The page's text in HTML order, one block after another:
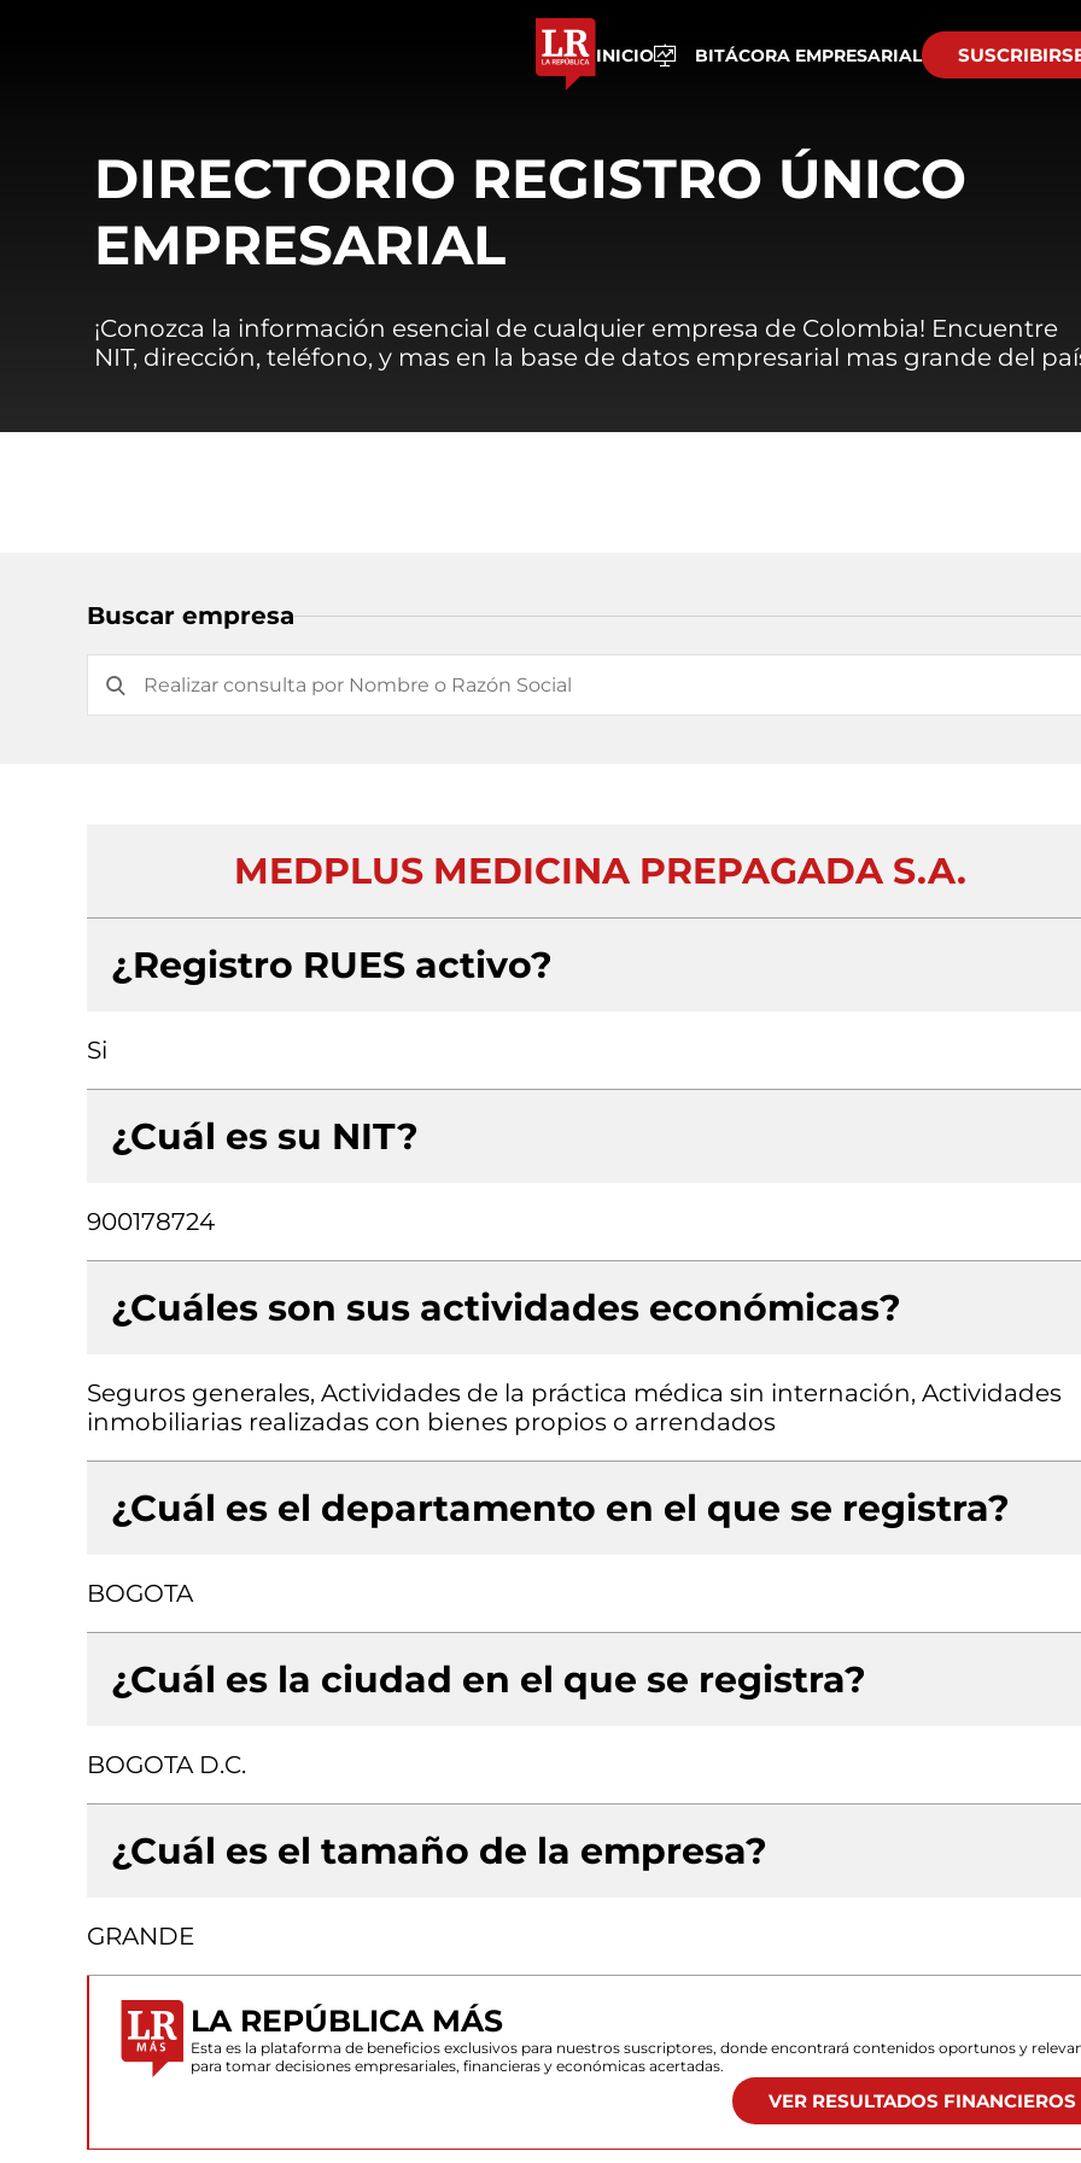
INICIO BITÁCORA EMPRESARIAL
DIRECTORIO REGISTRO ÚNICO
EMPRESARIAL
¡Conozca la información esencial de cualquier empresa de Colombia! Encuentre
NIT, dirección, teléfono, y mas en la base de datos empresarial mas grande del
Buscar empresa
MEDPLUS MEDICINA PREPAGADA S.A.
¿Registro RUES activo?
Si
¿Cuál es su NIT?
900178724
¿Cuáles son sus actividades económicas?
Seguros generales, Actividades de la práctica médica sin internación, Actividades
inmobiliarias realizadas con bienes propios o arrendados
¿Cuál es el departamento en el que se registra?
BOGOTA
¿Cuál es la ciudad en el que se registra?
BOGOTA D.C.
¿Cuál es el tamaño de la empresa?
GRANDE
LA REPÚBLICA MÁS
Esta es la plataforma de beneficios exclusivos para nuestros suscriptores, donde encontrará contenidos oportunos y
para tomar decisiones empresariales, financieras y económicas acertadas.
VER RESULTADOS FINANCIEROS